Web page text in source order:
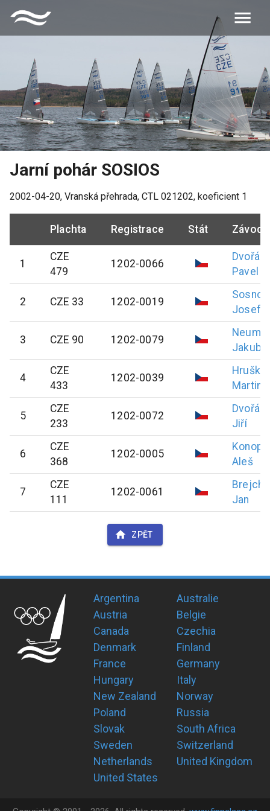
Jarní pohár SOSIOS
2002-04-20, Vranská přehrada, CTL 021202, koeficient 1
Plachta Registrace Stát
1
CZE
479
1202-0066
Dvořák
Pavel
2 CZE 33 1202-0019
Josef
3 CZE 90 1202-0079
Jakub
4
CZE
433
1202-0039
Hruška
Martin
5
CZE
233
1202-0072
Dvořák
Jiří
6
CZE
368
1202-0005
Aleš
7
CZE
111
1202-0061
Brejcha
Jan
ZPĚT
Argentina
Australie
Austria
Belgie
Canada
Czechia
Denmark
Finland
France
Germany
Hungary
Italy
New Zealand
Norway
Poland
Russia
Slovak
South Africa
Sweden
Switzerland
Netherlands
United Kingdom
United States